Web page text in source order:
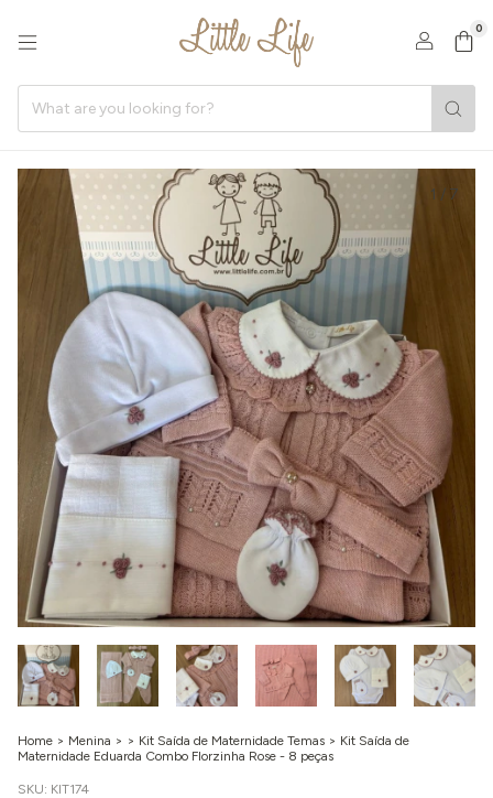
0
1 / 7
Home > Menina > > Kit Saída de Maternidade Temas > Kit Saída de
Maternidade Eduarda Combo Florzinha Rose - 8 peças
SKU: KIT174